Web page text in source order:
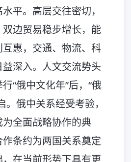
平。高层交往密切，
边贸易稳步增长，能
惠，交通、物流、科
深入。人文交流势头
“俄中文化年”后，“俄
。俄中关系经受考验，
全面战略协作的典
条约为两国关系奠定